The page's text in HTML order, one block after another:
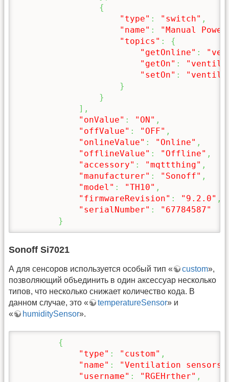
{
"type" : "switch" ,
"name" :
"Manual
"topics" :
{
"getOnline" :
"getOn" :
"setOn" :
}
}
] ,
"onValue" : "ON" ,
"offValue" : "OFF" ,
"onlineValue" : "Online" ,
"offlineValue" : "Offline" ,
"accessory" : "mqttthing" ,
"manufacturer" : "Sonoff" ,
"model" : "TH10" ,
"firmwareRevision" : "9.2.0" ,
"serialNumber" :
"67784587"
}
Sonoff Si7021
А для сенсоров используется особый тип « custom»,
позволяющий объединить в один аксессуар несколько
типов, что несколько снижает количество кода. В
данном случае, это «
temperatureSensor» и
«
humiditySensor».
{
"type" : "custom" ,
"name" : "Ventilation sensors"
"username" : "RGEHrther" ,